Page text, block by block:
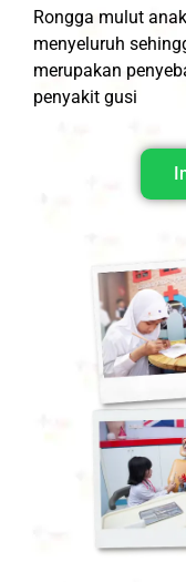
Rongga mulut
menyeluruh
merupakan
penyakit gusi